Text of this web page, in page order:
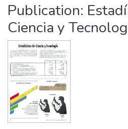
Publication:
Ciencia y